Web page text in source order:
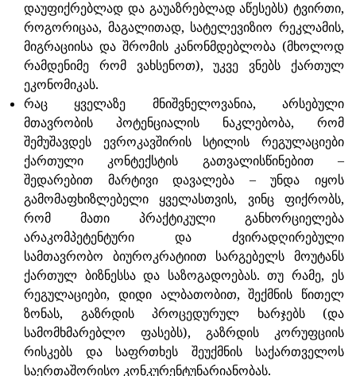
დაუფიქრებლად და გაუაზრებლად აწესებს) ტვირთი,
როგორიცაა, მაგალითად, სატელევიზიო რეკლამის,
მიგრაციისა და შრომის კანონმდებლობა (მხოლოდ
რამდენიმე რომ ვახსენოთ), უკვე ვნებს ქართულ
ეკონომიკას.
რაც ყველაზე მნიშვნელოვანია, არსებული
მთავრობის პოტენციალის ნაკლებობა, რომ
შემუშავდეს ევროკავშირის სტილის რეგულაციები
ქართული კონტექსტის გათვალისწინებით –
შედარებით მარტივი დავალება – უნდა იყოს
გამომაფხიზლებელი ყველასთვის, ვინც ფიქრობს,
რომ მათი პრაქტიკული განხორციელება
არაკომპეტენტური და ძვირადღირებული
სამთავრობო ბიუროკრატიით სარგებელს მოუტანს
ქართულ ბიზნესსა და საზოგადოებას. თუ რამე, ეს
რეგულაციები, დიდი ალბათობით, შექმნის წითელ
ზონას, გაზრდის პროცედურულ ხარჯებს (და
სამომხმარებლო ფასებს), გაზრდის კორუფციის
რისკებს და საფრთხეს შეუქმნის საქართველოს
საერთაშორისო კონკურენტუნარიანობას.